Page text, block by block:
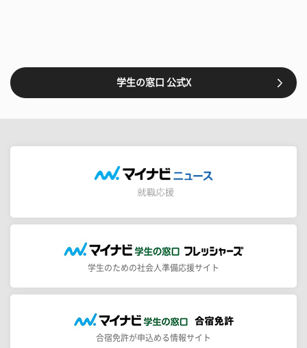
学生の窓口 公式X
学生のための社会人準備応援サイト
合宿免許が申込める情報サイト